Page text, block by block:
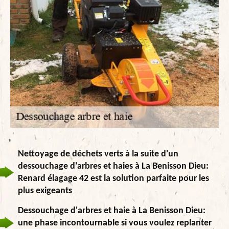
Nettoyage de déchets verts à la suite d'un
dessouchage d'arbres et haies à La Benisson Dieu:
Renard élagage 42 est la solution parfaite pour les
plus exigeants
Dessouchage d'arbres et haie à La Benisson Dieu:
une phase incontournable si vous voulez replanter